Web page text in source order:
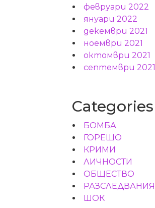
февруари 2022
януари 2022
декември 2021
ноември 2021
октомври 2021
септември 2021
Categories
БОМБА
ГОРЕЩО
КРИМИ
ЛИЧНОСТИ
ОБЩЕСТВО
РАЗСЛЕДВАНИЯ
ШОК